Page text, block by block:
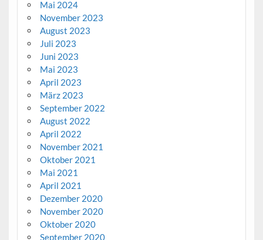
Mai 2024
November 2023
August 2023
Juli 2023
Juni 2023
Mai 2023
April 2023
März 2023
September 2022
August 2022
April 2022
November 2021
Oktober 2021
Mai 2021
April 2021
Dezember 2020
November 2020
Oktober 2020
September 2020